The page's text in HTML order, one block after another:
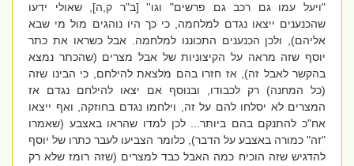
"ויעל עמו גם רכב גם פרשים" וגו'' [ב"ר ק,ה], שאולי ידעו
שהכנענים ייצאו נגדם למלחמה, כי כך היו נוהגים מול מי שבא
אליהם), ולכן הכנענים התכוננו למלחמה. אבל כשראו את כתר
יוסף שזה מראה על הקיצוניות של אבל מצרים (שהכתר נמצא
בהקשר לאבל זה), אז חזרו בהם מלצאת להילחם, כי הבינו שזה
(כל המחנה) רק לכבודו, ובנוסף אם יצאו להילחם נגדם אז
המצרים לא יסלחו להם על זה, וילחמו נגדם בחוזקה, ואף ייצאו
אח"כ להתנקם בהם ביותר... לכן למדו שהראו באצבע (שאמרו
"זה" כמורה באצבע על הדבר), כלומר הצביעו לעבר כתרו של יוסף
להדגיש שזה הוכיח כמה האבל כבד למצרים (שזה רומז שלא רק